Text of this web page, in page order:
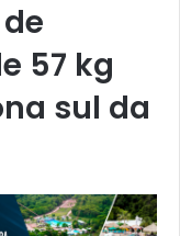
57 kg
sul da